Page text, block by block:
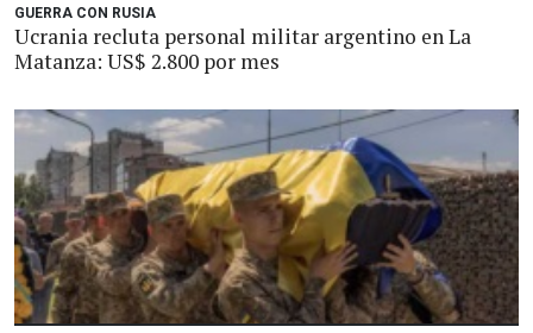
GUERRA CON RUSIA
Ucrania recluta personal militar argentino en La
Matanza: US$ 2.800 por mes